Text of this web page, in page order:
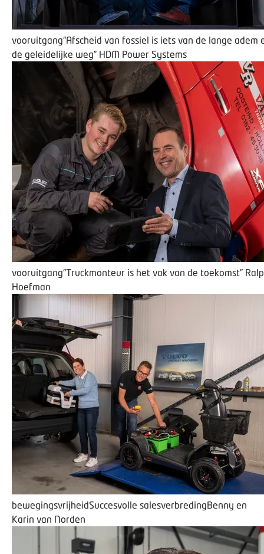
vooruitgang“Afscheid van fossiel is iets van de lange adem
de geleidelijke weg” HDM Power Systems
vooruitgang“Truckmonteur is het vak van de toekomst”
Hoefman
bewegingsvrijheidSuccesvolle salesverbredingBenny en
Karin van Norden